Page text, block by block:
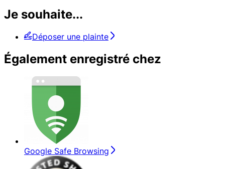
Je souhaite...
Déposer une plainte
Également enregistré chez
Google Safe Browsing